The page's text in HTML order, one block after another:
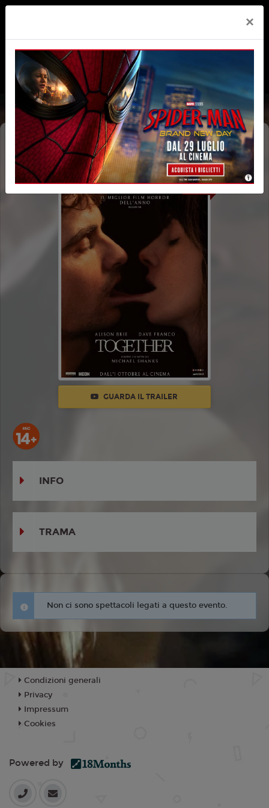
TOGETHER
V.M. 14
GUARDA IL TRAILER
INFO
TRAMA
Non ci sono spettacoli legati a questo evento.
×
Condizioni generali
Privacy
Impressum
Cookies
Powered by